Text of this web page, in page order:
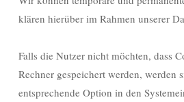
klären hierüber im Rahmen unserer
Falls die Nutzer nicht möchten, dass
Rechner gespeichert werden, werden
entsprechende Option in den